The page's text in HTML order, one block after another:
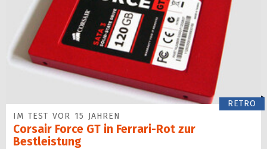
RETRO
IM TEST VOR 15 JAHREN
Corsair Force GT in Ferrari-Rot zur
Bestleistung